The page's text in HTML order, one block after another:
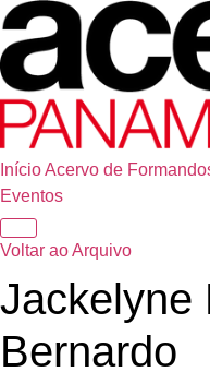
InícioAcervo de
Eventos
Voltar ao Arquivo
Jackelyne
Bernardo